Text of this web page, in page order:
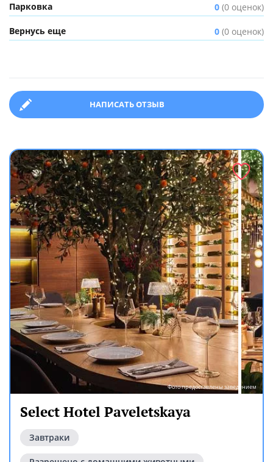
Парковка 0 (0 оценок)
Вернусь еще 0 (0 оценок)
НАПИСАТЬ ОТЗЫВ
Фото предоставлены заведением
Select Hotel Paveletskaya
Завтраки